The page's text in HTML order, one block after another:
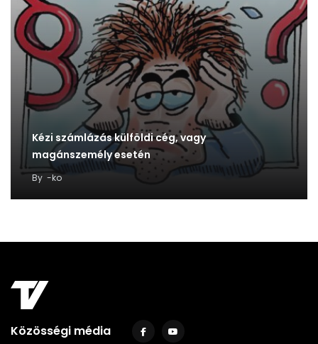
Kézi számlázás külföldi cég, vagy
magánszemély esetén
By -ko
Közösségi média